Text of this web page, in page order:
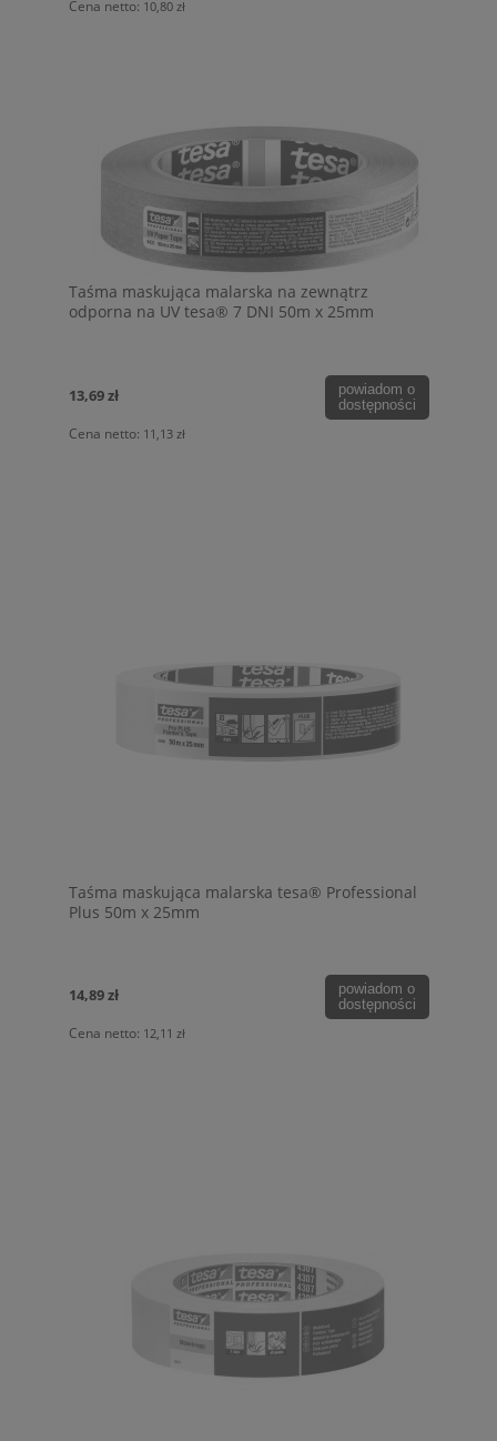
Cena netto: 10,80 zł
Taśma maskująca malarska na zewnątrz
odporna na UV tesa® 7 DNI 50m x 25mm
13,69 zł
Cena netto: 11,13 zł
powiadom o
dostępności
Taśma maskująca malarska tesa® Professional
Plus 50m x 25mm
14,89 zł
Cena netto: 12,11 zł
powiadom o
dostępności